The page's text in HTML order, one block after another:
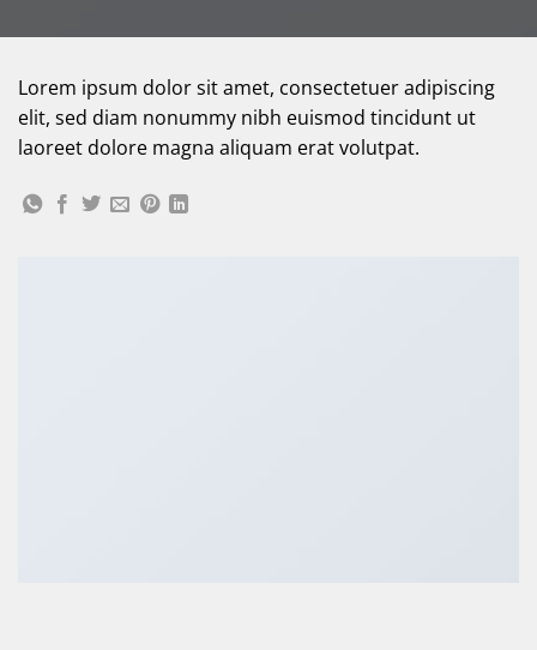
Lorem ipsum dolor sit amet, consectetuer adipiscing
elit, sed diam nonummy nibh euismod tincidunt ut
laoreet dolore magna aliquam erat volutpat.